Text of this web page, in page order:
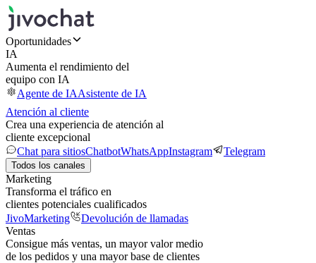
Oportunidades
IA
Aumenta el rendimiento del
equipo con IA
Agente de IAAsistente de IA
Atención al cliente
Crea una experiencia de atención al
cliente excepcional
Chat para sitiosChatbotWhatsAppInstagram Telegram
Todos los canales
Marketing
Transforma el tráfico en
clientes potenciales cualificados
JivoMarketing
Devolución de llamadas
Ventas
Consigue más ventas, un mayor valor medio
de los pedidos y una mayor base de clientes